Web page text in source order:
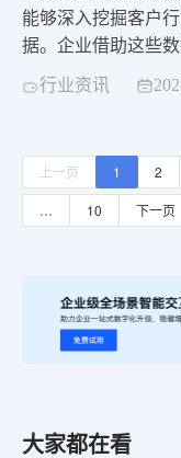
能够深入挖掘客户
据。企业借助这些
磨产品与服务，找
略，有效提升客户
据数据分析结果，
案，满足客户差异化
行业资讯
上一页 1 2
… 10 下一页
大家都在看